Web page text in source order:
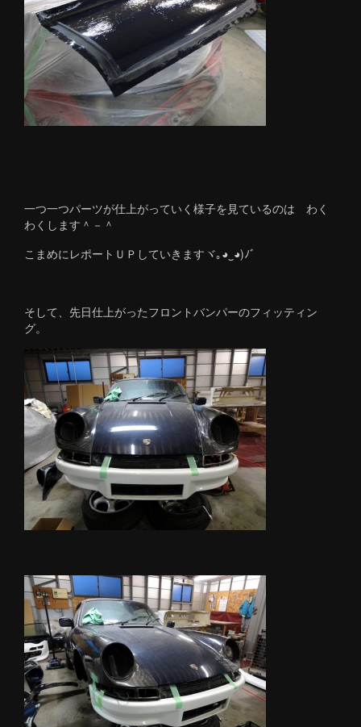
一つ一つパーツが仕上がっていく様子を見ているのは わく
わくします＾－＾
こまめにレポートＵＰしていきますヾ｡◕‿◕)ﾉﾞ
そして、先日仕上がったフロントバンパーのフィッティン
グ。